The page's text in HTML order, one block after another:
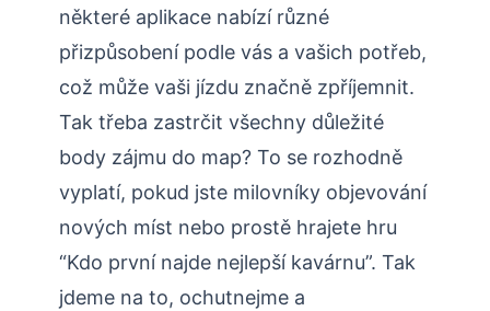
některé aplikace nabízí různé
přizpůsobení podle vás a vašich potřeb,
což může vaši jízdu značně zpříjemnit.
Tak třeba zastrčit všechny důležité
body zájmu do map? To se rozhodně
vyplatí, pokud jste milovníky objevování
nových míst nebo prostě hrajete hru
“Kdo první najde nejlepší kavárnu”. Tak
jdeme na to, ochutnejme a